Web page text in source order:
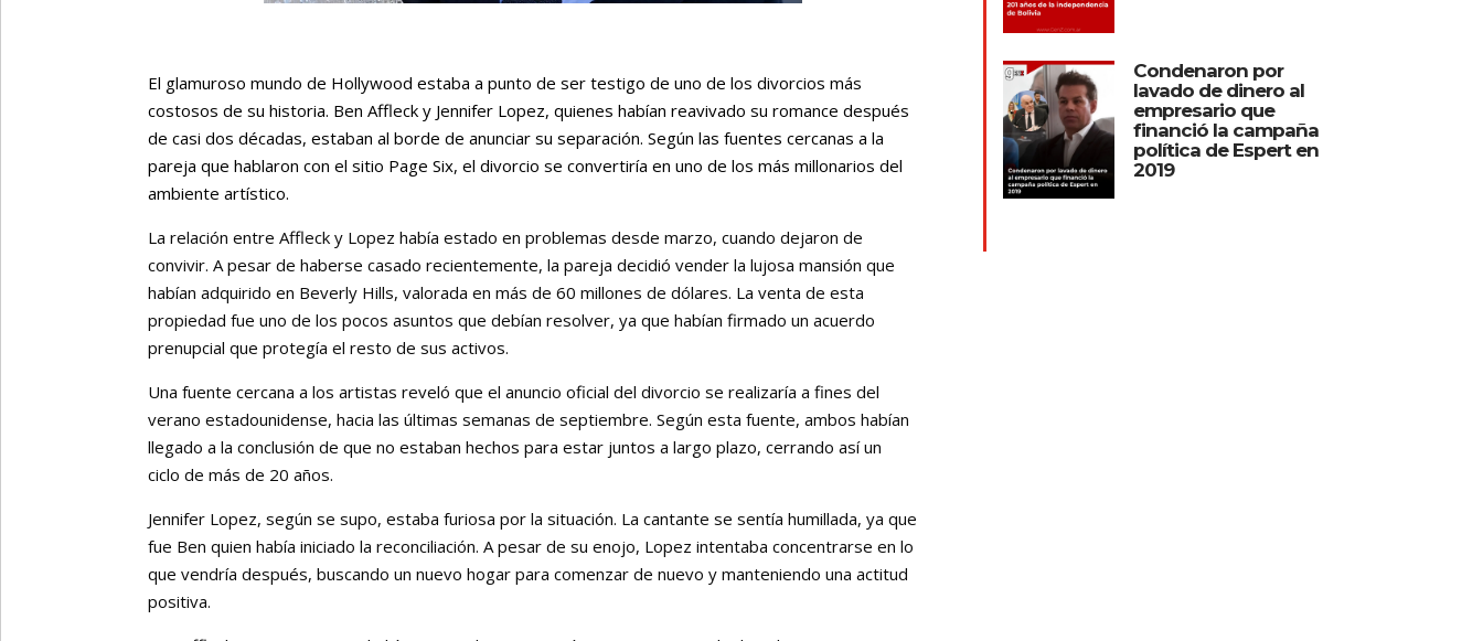
El glamuroso mundo de Hollywood estaba a punto de ser testigo de uno de los divorcios más
costosos de su historia. Ben Affleck y Jennifer Lopez, quienes habían reavivado su romance después
de casi dos décadas, estaban al borde de anunciar su separación. Según las fuentes cercanas a la
pareja que hablaron con el sitio Page Six, el divorcio se convertiría en uno de los más millonarios del
ambiente artístico.
La relación entre Affleck y Lopez había estado en problemas desde marzo, cuando dejaron de
convivir. A pesar de haberse casado recientemente, la pareja decidió vender la lujosa mansión que
habían adquirido en Beverly Hills, valorada en más de 60 millones de dólares. La venta de esta
propiedad fue uno de los pocos asuntos que debían resolver, ya que habían firmado un acuerdo
prenupcial que protegía el resto de sus activos.
Una fuente cercana a los artistas reveló que el anuncio oficial del divorcio se realizaría a fines del
verano estadounidense, hacia las últimas semanas de septiembre. Según esta fuente, ambos habían
llegado a la conclusión de que no estaban hechos para estar juntos a largo plazo, cerrando así un
ciclo de más de 20 años.
Jennifer Lopez, según se supo, estaba furiosa por la situación. La cantante se sentía humillada, ya que
fue Ben quien había iniciado la reconciliación. A pesar de su enojo, Lopez intentaba concentrarse en lo
que vendría después, buscando un nuevo hogar para comenzar de nuevo y manteniendo una actitud
positiva.
Condenaron por
lavado de dinero al
empresario que
financió la campaña
política de Espert en
2019